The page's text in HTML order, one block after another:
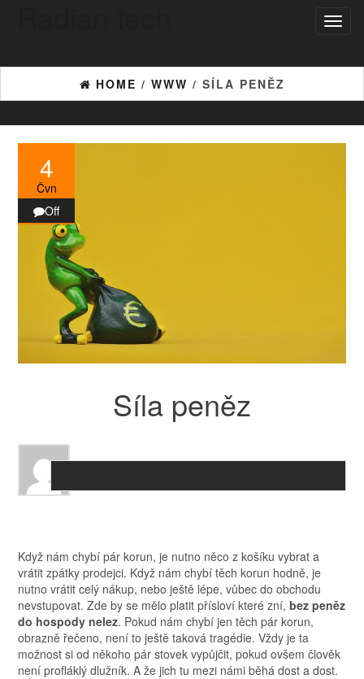
HOME / WWW / SÍLA PENĚZ
4
Čvn
Off
Síla peněz
Když nám chybí pár korun, je nutno něco z košíku vybrat a
vrátit zpátky prodejci. Když nám chybí těch korun hodně, je
nutno vrátit celý nákup, nebo ještě lépe, vůbec do obchodu
nevstupovat. Zde by se mělo platit přísloví které zní,bez peněz
do hospody nelez. Pokud nám chybí jen těch pár korun,
obrazně řečeno, není to ještě taková tragédie. Vždy je ta
možnost si od někoho pár stovek vypůjčit, pokud ovšem člověk
není profláklý dlužník. A že jich tu mezi námi běhá dost a dost.